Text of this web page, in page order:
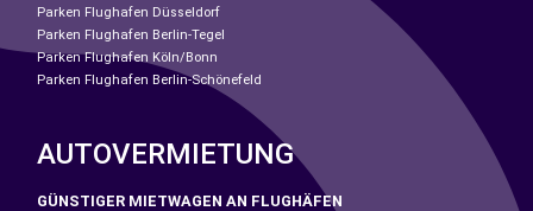
Parken Flughafen Düsseldorf
Parken Flughafen Berlin-Tegel
Parken Flughafen Köln/Bonn
Parken Flughafen Berlin-Schönefeld
AUTOVERMIETUNG
GÜNSTIGER MIETWAGEN AN FLUGHÄFEN